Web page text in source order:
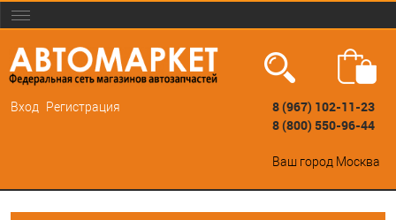
Вход Регистрация
8 (967) 102-11-23
8 (800) 550-96-44
Ваш город Москва